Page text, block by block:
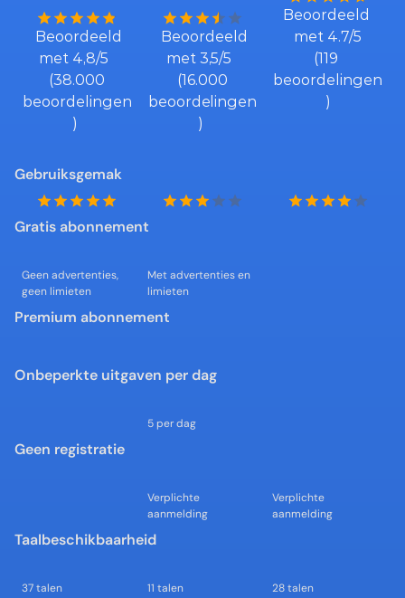
met 4,8/5
beoordelingen
)
met 3,5/5
beoordelingen
)
Beoordeeld
met 4.7/5
(119
beoordelingen
)
Gebruiksgemak
Gratis abonnement
Geen advertenties,
geen limieten
Met advertenties en
limieten
Premium abonnement
Onbeperkte uitgaven per dag
5 per dag
Geen registratie
Verplichte
aanmelding
Verplichte
aanmelding
Taalbeschikbaarheid
37 talen 11 talen 28 talen